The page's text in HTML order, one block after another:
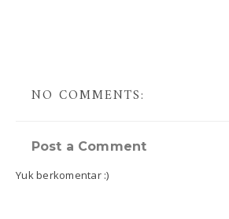
NO COMMENTS:
Post a Comment
Yuk berkomentar :)